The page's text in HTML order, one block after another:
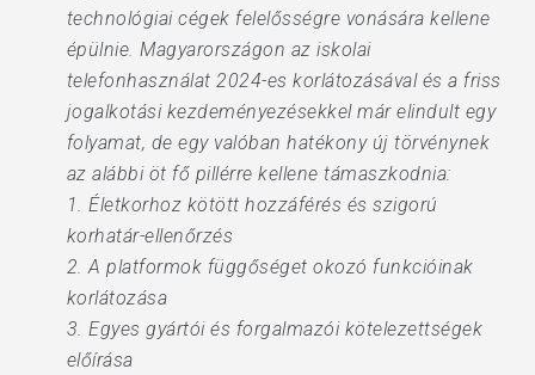
technológiai cégek felelősségre vonására kellene
épülnie. Magyarországon az iskolai
telefonhasználat 2024-es korlátozásával és a friss
jogalkotási kezdeményezésekkel már elindult egy
folyamat, de egy valóban hatékony új törvénynek
az alábbi öt fő pillérre kellene támaszkodnia:
1. Életkorhoz kötött hozzáférés és szigorú
korhatár-ellenőrzés
2. A platformok függőséget okozó funkcióinak
korlátozása
3. Egyes gyártói és forgalmazói kötelezettségek
előírása